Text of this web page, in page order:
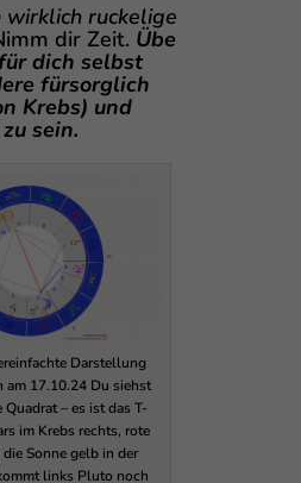
wirklich ruckelige
dir Zeit. Übe
dich selbst
fürsorglich
Krebs) und
sein.
Darstellung
am 17.10.24 Du siehst
– es ist das T-
im Krebs rechts, rote
Sonne gelb in der
links Pluto noch